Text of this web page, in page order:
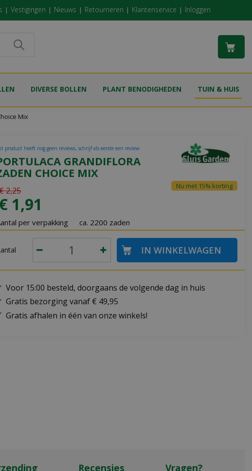
Mix
Vestigingen Nieuws Retourneren Klantenservice Inloggen
DIVERSE BOLLEN PLANT BENODIGHEDEN TUIN & HUIS
GRANDIFLORA
CHOICE MIX
product heeft nog geen reviews, schrijf als eerste een review
2,25
1,91
Nu met 15% korting
per verpakking ca. 2200 zaden
Voor 15:00 besteld, doorgaans de volgende dag in huis
Gratis bezorging vanaf € 49,95
Gratis afhalen in één van onze winkels!
Recensies Vragen?